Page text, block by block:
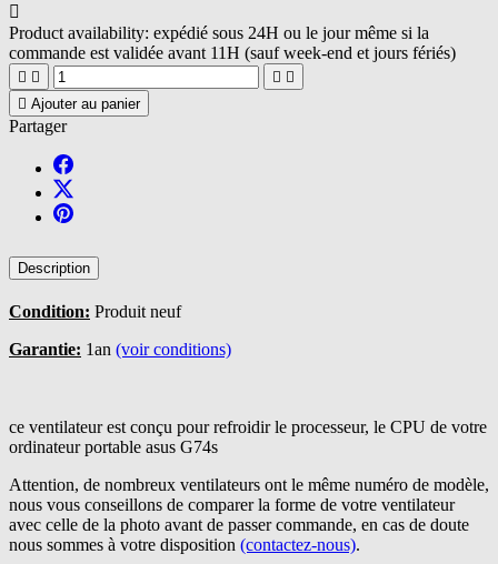

Product availability: expédié sous 24H ou le jour même si la
commande est validée avant 11H (sauf week-end et jours fériés)
   
 Ajouter au panier
Partager
Description
Condition: Produit neuf
Garantie: 1an (voir conditions)
ce ventilateur est conçu pour refroidir le processeur, le CPU de votre
ordinateur portable asus G74s
Attention, de nombreux ventilateurs ont le même numéro de modèle,
nous vous conseillons de comparer la forme de votre ventilateur
avec celle de la photo avant de passer commande, en cas de doute
nous sommes à votre disposition (contactez-nous).